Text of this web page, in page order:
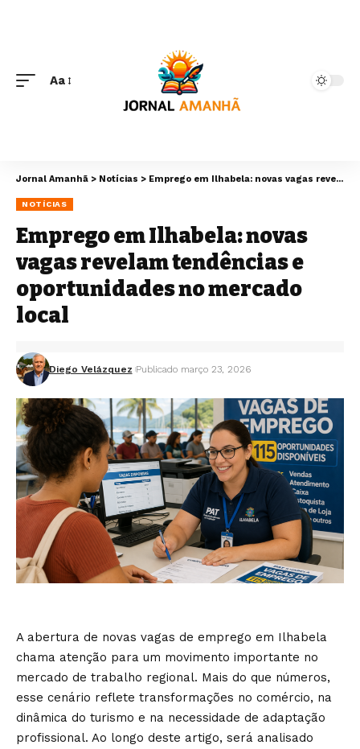
Aa
Jornal Amanhã > Notícias > Emprego em Ilhabela: novas vagas revelam tendências e oportunidades no mercado local
NOTÍCIAS
Emprego em Ilhabela: novas
vagas revelam tendências e
oportunidades no mercado
local
Diego Velázquez Publicado março 23, 2026
A abertura de novas vagas de emprego em Ilhabela
chama atenção para um movimento importante no
mercado de trabalho regional. Mais do que números,
esse cenário reflete transformações no comércio, na
dinâmica do turismo e na necessidade de adaptação
profissional. Ao longo deste artigo, será analisado